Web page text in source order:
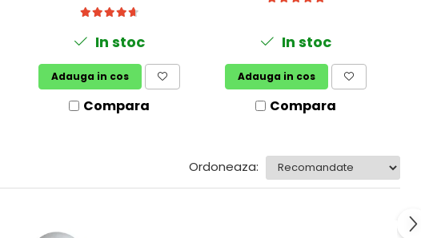
In stoc
Adauga in cos
Compara
In stoc
Adauga in cos
Compara
Ordoneaza: